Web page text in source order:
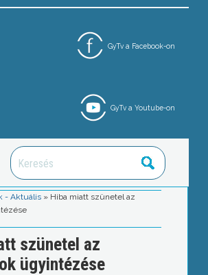
GyTv a Facebook-on
GyTv a Youtube-on
- Aktuális » Hiba miatt szünetel az
szünetel az
ügyintézése